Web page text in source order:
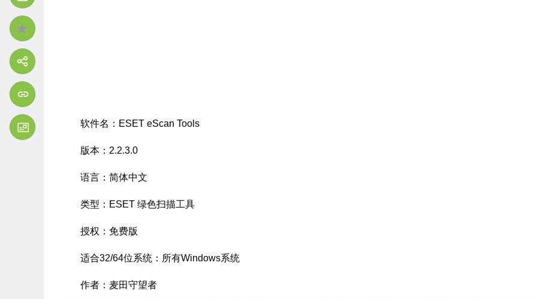
软件名：ESET eScan Tools
版本：2.2.3.0
语言：简体中文
类型：ESET 绿色扫描工具
授权：免费版
适合32/64位系统：所有Windows系统
作者：麦田守望者